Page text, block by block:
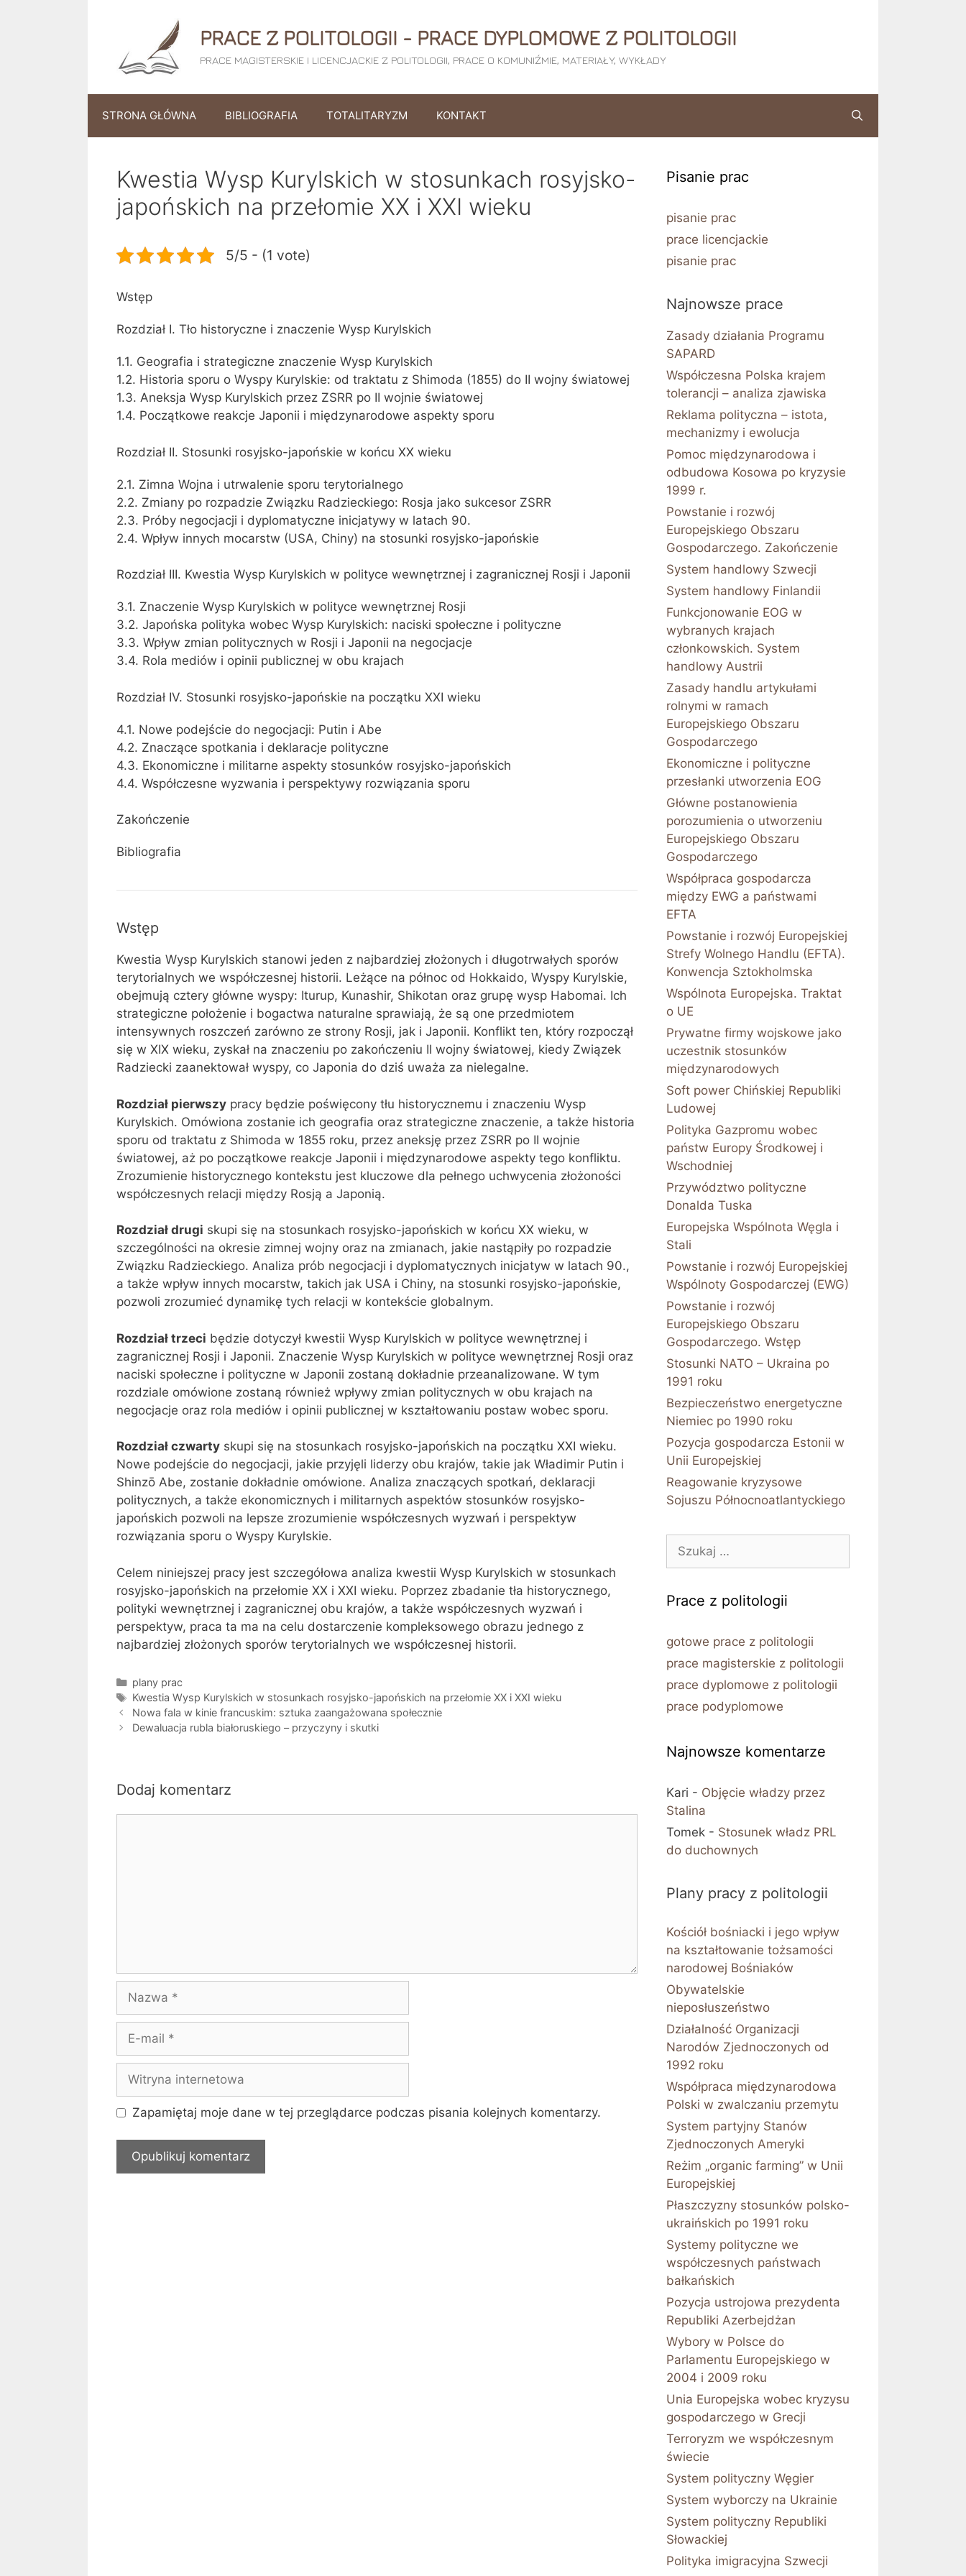
PRACE Z POLITOLOGII - PRACE DYPLOMOWE Z POLITOLOGII
PRACE MAGISTERSKIE I LICENCJACKIE Z POLITOLOGII, PRACE O KOMUNIŹMIE, MATERIAŁY, WYKŁADY
STRONA GŁÓWNA BIBLIOGRAFIA TOTALITARYZM KONTAKT
Kwestia Wysp Kurylskich w stosunkach rosyjsko-
japońskich na przełomie XX i XXI wieku
5/5 - (1 vote)
Wstęp
Rozdział I. Tło historyczne i znaczenie Wysp Kurylskich
1.1. Geografia i strategiczne znaczenie Wysp Kurylskich
1.2. Historia sporu o Wyspy Kurylskie: od traktatu z Shimoda (1855) do II wojny światowej
1.3. Aneksja Wysp Kurylskich przez ZSRR po II wojnie światowej
1.4. Początkowe reakcje Japonii i międzynarodowe aspekty sporu
Rozdział II. Stosunki rosyjsko-japońskie w końcu XX wieku
2.1. Zimna Wojna i utrwalenie sporu terytorialnego
2.2. Zmiany po rozpadzie Związku Radzieckiego: Rosja jako sukcesor ZSRR
2.3. Próby negocjacji i dyplomatyczne inicjatywy w latach 90.
2.4. Wpływ innych mocarstw (USA, Chiny) na stosunki rosyjsko-japońskie
Rozdział III. Kwestia Wysp Kurylskich w polityce wewnętrznej i zagranicznej Rosji i Japonii
3.1. Znaczenie Wysp Kurylskich w polityce wewnętrznej Rosji
3.2. Japońska polityka wobec Wysp Kurylskich: naciski społeczne i polityczne
3.3. Wpływ zmian politycznych w Rosji i Japonii na negocjacje
3.4. Rola mediów i opinii publicznej w obu krajach
Rozdział IV. Stosunki rosyjsko-japońskie na początku XXI wieku
4.1. Nowe podejście do negocjacji: Putin i Abe
4.2. Znaczące spotkania i deklaracje polityczne
4.3. Ekonomiczne i militarne aspekty stosunków rosyjsko-japońskich
4.4. Współczesne wyzwania i perspektywy rozwiązania sporu
Zakończenie
Bibliografia
Wstęp
Kwestia Wysp Kurylskich stanowi jeden z najbardziej złożonych i długotrwałych sporów
terytorialnych we współczesnej historii. Leżące na północ od Hokkaido, Wyspy Kurylskie,
obejmują cztery główne wyspy: Iturup, Kunashir, Shikotan oraz grupę wysp Habomai. Ich
strategiczne położenie i bogactwa naturalne sprawiają, że są one przedmiotem
intensywnych roszczeń zarówno ze strony Rosji, jak i Japonii. Konflikt ten, który rozpoczął
się w XIX wieku, zyskał na znaczeniu po zakończeniu II wojny światowej, kiedy Związek
Radziecki zaanektował wyspy, co Japonia do dziś uważa za nielegalne.
Rozdział pierwszy pracy będzie poświęcony tłu historycznemu i znaczeniu Wysp
Kurylskich. Omówiona zostanie ich geografia oraz strategiczne znaczenie, a także historia
sporu od traktatu z Shimoda w 1855 roku, przez aneksję przez ZSRR po II wojnie
światowej, aż po początkowe reakcje Japonii i międzynarodowe aspekty tego konfliktu.
Zrozumienie historycznego kontekstu jest kluczowe dla pełnego uchwycenia złożoności
współczesnych relacji między Rosją a Japonią.
Rozdział drugi skupi się na stosunkach rosyjsko-japońskich w końcu XX wieku, w
szczególności na okresie zimnej wojny oraz na zmianach, jakie nastąpiły po rozpadzie
Związku Radzieckiego. Analiza prób negocjacji i dyplomatycznych inicjatyw w latach 90.,
a także wpływ innych mocarstw, takich jak USA i Chiny, na stosunki rosyjsko-japońskie,
pozwoli zrozumieć dynamikę tych relacji w kontekście globalnym.
Rozdział trzeci będzie dotyczył kwestii Wysp Kurylskich w polityce wewnętrznej i
zagranicznej Rosji i Japonii. Znaczenie Wysp Kurylskich w polityce wewnętrznej Rosji oraz
naciski społeczne i polityczne w Japonii zostaną dokładnie przeanalizowane. W tym
rozdziale omówione zostaną również wpływy zmian politycznych w obu krajach na
negocjacje oraz rola mediów i opinii publicznej w kształtowaniu postaw wobec sporu.
Rozdział czwarty skupi się na stosunkach rosyjsko-japońskich na początku XXI wieku.
Nowe podejście do negocjacji, jakie przyjęli liderzy obu krajów, takie jak Władimir Putin i
Shinzō Abe, zostanie dokładnie omówione. Analiza znaczących spotkań, deklaracji
politycznych, a także ekonomicznych i militarnych aspektów stosunków rosyjsko-
japońskich pozwoli na lepsze zrozumienie współczesnych wyzwań i perspektyw
rozwiązania sporu o Wyspy Kurylskie.
Celem niniejszej pracy jest szczegółowa analiza kwestii Wysp Kurylskich w stosunkach
rosyjsko-japońskich na przełomie XX i XXI wieku. Poprzez zbadanie tła historycznego,
polityki wewnętrznej i zagranicznej obu krajów, a także współczesnych wyzwań i
perspektyw, praca ta ma na celu dostarczenie kompleksowego obrazu jednego z
najbardziej złożonych sporów terytorialnych we współczesnej historii.
Kategorie
plany prac
Tagi
Kwestia Wysp Kurylskich w stosunkach rosyjsko-japońskich na przełomie XX i XXI wieku
Nowa fala w kinie francuskim: sztuka zaangażowana społecznie
Dewaluacja rubla białoruskiego – przyczyny i skutki
Dodaj komentarz
mail
internetowa
Zapamiętaj moje dane w tej przeglądarce podczas pisania kolejnych komentarzy.
Pisanie prac
pisanie prac
prace licencjackie
pisanie prac
Najnowsze prace
Zasady działania Programu
SAPARD
Współczesna Polska krajem
tolerancji – analiza zjawiska
Reklama polityczna – istota,
mechanizmy i ewolucja
Pomoc międzynarodowa i
odbudowa Kosowa po kryzysie
1999 r.
Powstanie i rozwój
Europejskiego Obszaru
Gospodarczego. Zakończenie
System handlowy Szwecji
System handlowy Finlandii
Funkcjonowanie EOG w
wybranych krajach
członkowskich. System
handlowy Austrii
Zasady handlu artykułami
rolnymi w ramach
Europejskiego Obszaru
Gospodarczego
Ekonomiczne i polityczne
przesłanki utworzenia EOG
Główne postanowienia
porozumienia o utworzeniu
Europejskiego Obszaru
Gospodarczego
Współpraca gospodarcza
między EWG a państwami
EFTA
Powstanie i rozwój Europejskiej
Strefy Wolnego Handlu (EFTA).
Konwencja Sztokholmska
Wspólnota Europejska. Traktat
o UE
Prywatne firmy wojskowe jako
uczestnik stosunków
międzynarodowych
Soft power Chińskiej Republiki
Ludowej
Polityka Gazpromu wobec
państw Europy Środkowej i
Wschodniej
Przywództwo polityczne
Donalda Tuska
Europejska Wspólnota Węgla i
Stali
Powstanie i rozwój Europejskiej
Wspólnoty Gospodarczej (EWG)
Powstanie i rozwój
Europejskiego Obszaru
Gospodarczego. Wstęp
Stosunki NATO – Ukraina po
1991 roku
Bezpieczeństwo energetyczne
Niemiec po 1990 roku
Pozycja gospodarcza Estonii w
Unii Europejskiej
Reagowanie kryzysowe
Sojuszu Północnoatlantyckiego
Szukaj:
Prace z politologii
gotowe prace z politologii
prace magisterskie z politologii
prace dyplomowe z politologii
prace podyplomowe
Najnowsze komentarze
Kari - Objęcie władzy przez
Stalina
Tomek - Stosunek władz PRL
do duchownych
Plany pracy z politologii
Kościół bośniacki i jego wpływ
na kształtowanie tożsamości
narodowej Bośniaków
Obywatelskie
nieposłuszeństwo
Działalność Organizacji
Narodów Zjednoczonych od
1992 roku
Współpraca międzynarodowa
Polski w zwalczaniu przemytu
System partyjny Stanów
Zjednoczonych Ameryki
Reżim „organic farming” w Unii
Europejskiej
Płaszczyzny stosunków polsko-
ukraińskich po 1991 roku
Systemy polityczne we
współczesnych państwach
bałkańskich
Pozycja ustrojowa prezydenta
Republiki Azerbejdżan
Wybory w Polsce do
Parlamentu Europejskiego w
2004 i 2009 roku
Unia Europejska wobec kryzysu
gospodarczego w Grecji
Terroryzm we współczesnym
świecie
System polityczny Węgier
System wyborczy na Ukrainie
System polityczny Republiki
Słowackiej
Polityka imigracyjna Szwecji